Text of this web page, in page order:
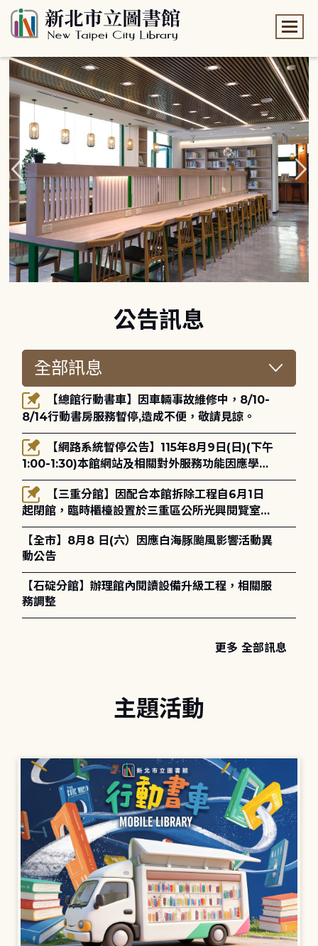
公告訊息
8/14行動書房服務暫停,造成不便，敬請見諒。
1:00-1:30)本館網站及相關對外服務功能因應學術
網路升級更新將暫停服務。
起閉館，臨時櫃檯設置於三重區公所光興閱覽室，
造成不便，敬請見諒。
【全市】8月8 日(六）因應白海豚颱風影響活動異
動公告
【石碇分館】辦理館內閱讀設備升級工程，相關服
務調整
更多 全部訊息
主題活動